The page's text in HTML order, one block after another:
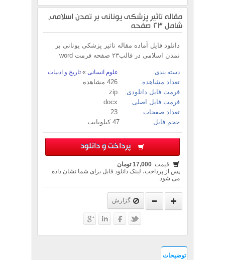
مقاله تاثیر پزشکی یونانی بر تمدن اسلامی،
شامل 23 صفحه
دانلود فایل آماده مقاله تاثیر پزشکی یونانی بر
تمدن اسلامی در قالب۲۳ صفحه فرمت word
دسته بندی: علوم انسانی » تاریخ و ادبیات
تعداد مشاهده:
فرمت فایل دانلودی:
فرمت فایل اصلی:
تعداد صفحات:
حجم فایل:
47 کیلوبایت
پرداخت و دانلود
قیمت: 17,000 تومان
پس از پرداخت، لینک دانلود فایل برای شما نشان داده
می شود.
گزارش
توضیحات